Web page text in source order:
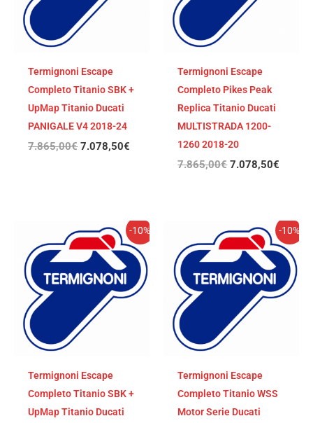
Termignoni Escape
Completo Titanio SBK +
UpMap Titanio Ducati
PANIGALE V4 2018-24
7.865,00€ 7.078,50€
Termignoni Escape
Completo Pikes Peak
Replica Titanio Ducati
MULTISTRADA 1200-
1260 2018-20
7.865,00€ 7.078,50€
-10%
Termignoni Escape
Completo Titanio SBK +
UpMap Titanio Ducati
precio
original
era:
7.865,00€.
El
precio
actual
es:
7.078,50€.
-10%
Termignoni Escape
Completo Titanio WSS
Motor Serie Ducati
precio
original
era:
7.742,79€.
El
precio
actual
es: